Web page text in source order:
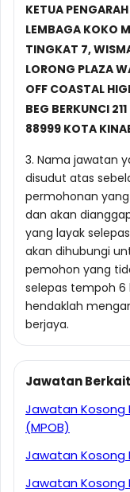
KETUA PENGARAH
LEMBAGA KOKO
TINGKAT 7,
LORONG PLAZA
OFF COASTAL
BEG BERKUNCI 211
88999 KOTA
3. Nama jawatan
disudut atas
permohonan
dan akan
yang layak
akan dihubungi
pemohon yang
selepas tempoh 6
hendaklah
berjaya.
Jawatan
Jawatan Kosong
(MPOB)
Jawatan Kosong
Jawatan Kosong